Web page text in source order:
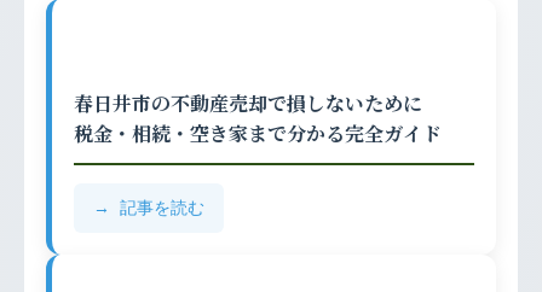
春日井市の不動産売却で損しないために
税金・相続・空き家まで分かる完全ガイド
記事を読む